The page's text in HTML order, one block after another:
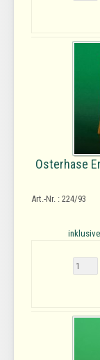
Osterhase
Art.-Nr. : 224/93